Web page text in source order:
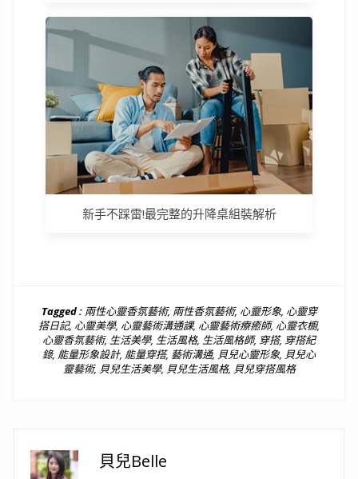
新手不踩雷!最完整的升降桌組裝解析
Tagged : 兩性心靈香氛藝術, 兩性香氛藝術, 心靈形象, 心靈穿
搭日記, 心靈美學, 心靈藝術溝通課, 心靈藝術療癒師, 心靈衣櫥,
心靈香氛藝術, 生活美學, 生活風格, 生活風格師, 穿搭, 穿搭紀
錄, 能量形象設計, 能量穿搭, 藝術溝通, 貝兒心靈形象, 貝兒心
靈藝術, 貝兒生活美學, 貝兒生活風格, 貝兒穿搭風格
貝兒Belle